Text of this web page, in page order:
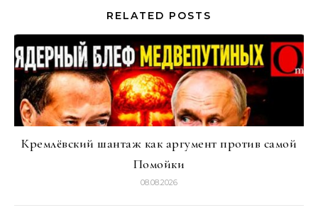
RELATED POSTS
Кремлёвский шантаж как аргумент против самой
Помойки
08.08.2026